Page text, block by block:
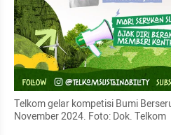
Telkom gelar kompetisi Bumi
November 2024. Foto: Dok. Telkom